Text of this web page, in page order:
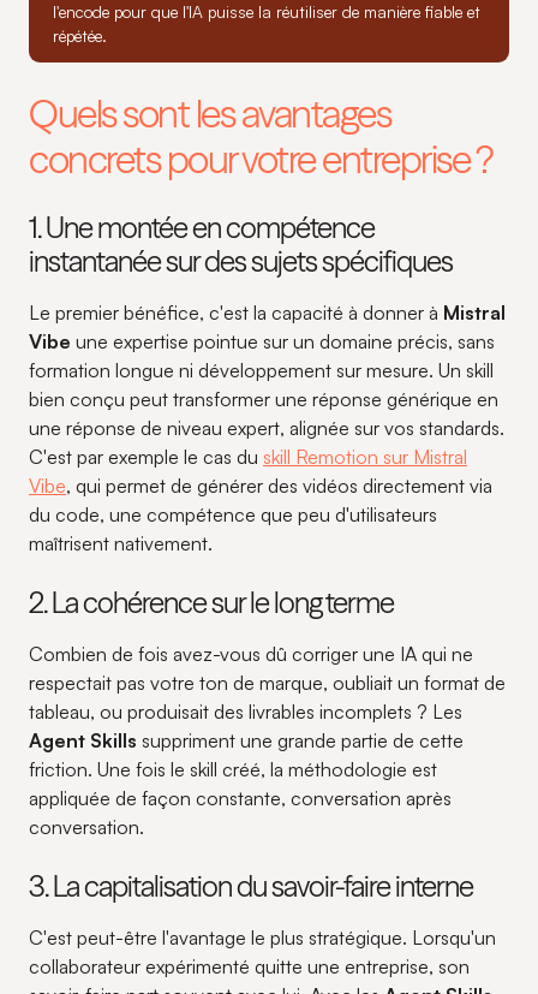
l'encode pour que l'IA puisse la réutiliser de manière fiable et
répétée.
Quels sont les avantages
concrets pour votre entreprise ?
1. Une montée en compétence
instantanée sur des sujets spécifiques
Le premier bénéfice, c'est la capacité à donner à Mistral
Vibe une expertise pointue sur un domaine précis, sans
formation longue ni développement sur mesure. Un skill
bien conçu peut transformer une réponse générique en
une réponse de niveau expert, alignée sur vos standards.
C'est par exemple le cas du skill Remotion sur Mistral
Vibe, qui permet de générer des vidéos directement via
du code, une compétence que peu d'utilisateurs
maîtrisent nativement.
2. La cohérence sur le long terme
Combien de fois avez-vous dû corriger une IA qui ne
respectait pas votre ton de marque, oubliait un format de
tableau, ou produisait des livrables incomplets ? Les
Agent Skills suppriment une grande partie de cette
friction. Une fois le skill créé, la méthodologie est
appliquée de façon constante, conversation après
conversation.
3. La capitalisation du savoir-faire interne
C'est peut-être l'avantage le plus stratégique. Lorsqu'un
collaborateur expérimenté quitte une entreprise, son